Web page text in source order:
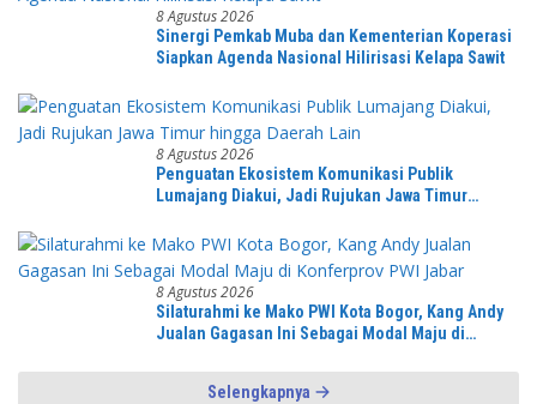
8 Agustus 2026
Sinergi Pemkab Muba dan Kementerian Koperasi
Siapkan Agenda Nasional Hilirisasi Kelapa Sawit
8 Agustus 2026
Penguatan Ekosistem Komunikasi Publik
Lumajang Diakui, Jadi Rujukan Jawa Timur
8 Agustus 2026
Silaturahmi ke Mako PWI Kota Bogor, Kang Andy
Jualan Gagasan Ini Sebagai Modal Maju di
Selengkapnya